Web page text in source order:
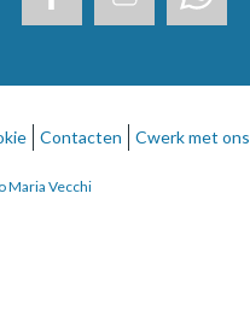
Contacten Cwerk met ons
Maria Vecchi